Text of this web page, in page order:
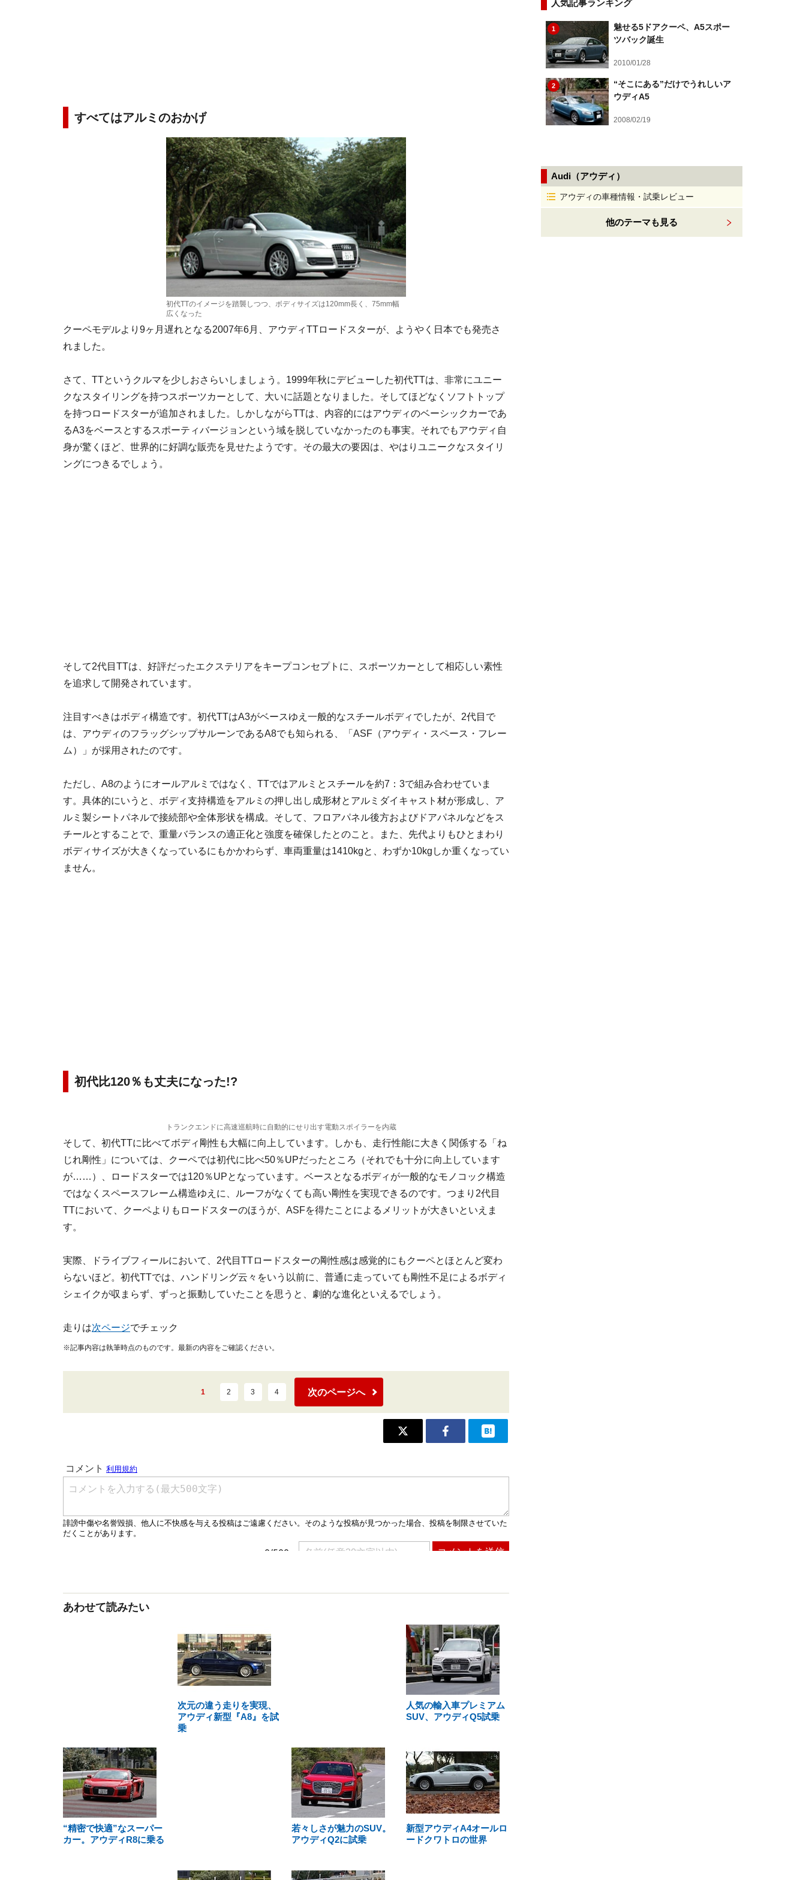
すべてはアルミのおかげ
初代TTのイメージを踏襲しつつ、ボディサイズは120mm長く、75mm幅
広くなった
クーペモデルより9ヶ月遅れとなる2007年6月、アウディTTロードスターが、ようやく日本でも発売さ
れました。
さて、TTというクルマを少しおさらいしましょう。1999年秋にデビューした初代TTは、非常にユニー
クなスタイリングを持つスポーツカーとして、大いに話題となりました。そしてほどなくソフトトップ
を持つロードスターが追加されました。しかしながらTTは、内容的にはアウディのベーシックカーであ
るA3をベースとするスポーティバージョンという域を脱していなかったのも事実。それでもアウディ自
身が驚くほど、世界的に好調な販売を見せたようです。その最大の要因は、やはりユニークなスタイリ
ングにつきるでしょう。
そして2代目TTは、好評だったエクステリアをキープコンセプトに、スポーツカーとして相応しい素性
を追求して開発されています。
注目すべきはボディ構造です。初代TTはA3がベースゆえ一般的なスチールボディでしたが、2代目で
は、アウディのフラッグシップサルーンであるA8でも知られる、「ASF（アウディ・スペース・フレー
ム）」が採用されたのです。
ただし、A8のようにオールアルミではなく、TTではアルミとスチールを約7：3で組み合わせていま
す。具体的にいうと、ボディ支持構造をアルミの押し出し成形材とアルミダイキャスト材が形成し、ア
ルミ製シートパネルで接続部や全体形状を構成。そして、フロアパネル後方およびドアパネルなどをス
チールとすることで、重量バランスの適正化と強度を確保したとのこと。また、先代よりもひとまわり
ボディサイズが大きくなっているにもかかわらず、車両重量は1410kgと、わずか10kgしか重くなってい
ません。
初代比120％も丈夫になった!?
トランクエンドに高速巡航時に自動的にせり出す電動スポイラーを内蔵
そして、初代TTに比べてボディ剛性も大幅に向上しています。しかも、走行性能に大きく関係する「ね
じれ剛性」については、クーペでは初代に比べ50％UPだったところ（それでも十分に向上しています
が……）、ロードスターでは120％UPとなっています。ベースとなるボディが一般的なモノコック構造
ではなくスペースフレーム構造ゆえに、ルーフがなくても高い剛性を実現できるのです。つまり2代目
TTにおいて、クーペよりもロードスターのほうが、ASFを得たことによるメリットが大きいといえま
す。
実際、ドライブフィールにおいて、2代目TTロードスターの剛性感は感覚的にもクーペとほとんど変わ
らないほど。初代TTでは、ハンドリング云々をいう以前に、普通に走っていても剛性不足によるボディ
シェイクが収まらず、ずっと振動していたことを思うと、劇的な進化といえるでしょう。
走りは次ページでチェック
※記事内容は執筆時点のものです。最新の内容をご確認ください。
1 2 3 4 次のページへ
あわせて読みたい
次元の違う走りを実現、
アウディ新型『A8』を試
乗
人気の輸入車プレミアム
SUV、アウディQ5試乗
“精密で快適”なスーパー
カー。アウディR8に乗る
若々しさが魅力のSUV。
アウディQ2に試乗
新型アウディA4オールロ
ードクワトロの世界
人気記事ランキング
1
魅せる5ドアクーペ、A5スポー
ツバック誕生
2010/01/28
2
“そこにある”だけでうれしいア
ウディA5
2008/02/19
Audi（アウディ）
アウディの車種情報・試乗レビュー
他のテーマも見る